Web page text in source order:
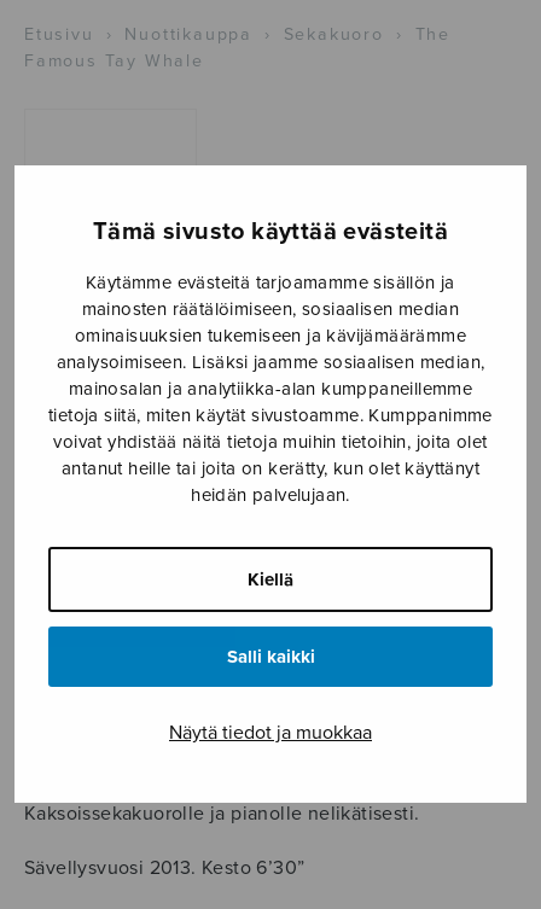
Tämä sivusto käyttää evästeitä
Käytämme evästeitä tarjoamamme sisällön ja
mainosten räätälöimiseen, sosiaalisen median
ominaisuuksien tukemiseen ja kävijämäärämme
analysoimiseen. Lisäksi jaamme sosiaalisen median,
mainosalan ja analytiikka-alan kumppaneillemme
tietoja siitä, miten käytät sivustoamme. Kumppanimme
voivat yhdistää näitä tietoja muihin tietoihin, joita olet
antanut heille tai joita on kerätty, kun olet käyttänyt
heidän palvelujaan.
Kiellä
Salli kaikki
Näytä tiedot ja muokkaa
Etusivu › Nuottikauppa › Sekakuoro ›
The
Famous Tay Whale
The Famous Tay
Whale
Mäntyjärvi Jaakko
Tay
määrä
Kaksoissekakuorolle ja pianolle nelikätisesti.
Sävellysvuosi 2013. Kesto 6’30”